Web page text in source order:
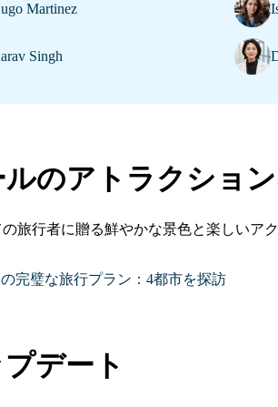
Martinez
Singh
のアトラクショ
旅行者に贈る鮮やかな景色と楽しいア
完璧な旅行プラン：4都市を探訪
デート